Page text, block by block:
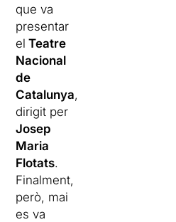
que va
presentar
el Teatre
Nacional
de
Catalunya,
dirigit per
Josep
Maria
Flotats.
Finalment,
però, mai
es va